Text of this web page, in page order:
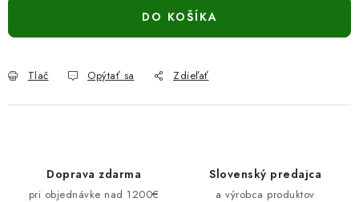
DO KOŠÍKA
Tlač Opýtať sa Zdieľať
Doprava zdarma
pri objednávke nad 1200€
Slovenský predajca
a výrobca produktov